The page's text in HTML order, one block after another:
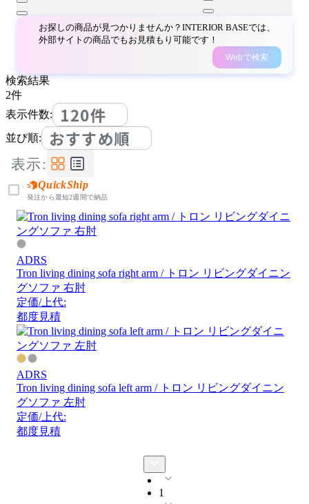
お探しの商品が見つかりませんか？INTERIOR BASEでは、
外部サイトの商品でもお見積もり可能です！
Webで検索
検索結果
2件
表示件数:
120件
並び順: おすすめ順
表示:
QuickShip
発注から最短2週間で納品
ADRS
Tron living dining sofa right arm / トロン リビングダイニン
グソファ 右肘
定価/上代:
都度見積
ADRS
Tron living dining sofa left arm / トロン リビングダイニン
グソファ 左肘
定価/上代:
都度見積
1